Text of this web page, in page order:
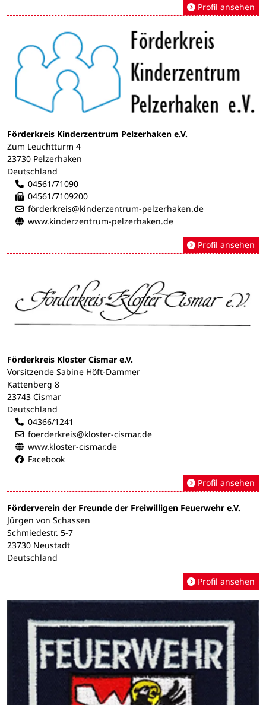
Profil ansehen
Förderkreis Kinderzentrum Pelzerhaken e.V.
Zum Leuchtturm 4
23730 Pelzerhaken
Deutschland
04561/71090
04561/7109200
förderkreis@kinderzentrum-pelzerhaken.de
www.kinderzentrum-pelzerhaken.de
Profil ansehen
Förderkreis Kloster Cismar e.V.
Vorsitzende Sabine Höft-Dammer
Kattenberg 8
23743 Cismar
Deutschland
04366/1241
foerderkreis@kloster-cismar.de
www.kloster-cismar.de
Facebook
Profil ansehen
Förderverein der Freunde der Freiwilligen Feuerwehr e.V.
Jürgen von Schassen
Schmiedestr. 5-7
23730 Neustadt
Deutschland
Profil ansehen